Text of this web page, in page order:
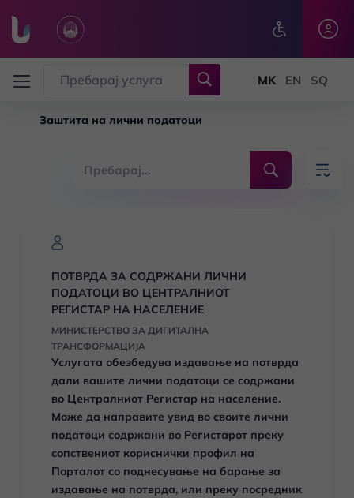
Заштита на лични податоци
ПОТВРДА ЗА СОДРЖАНИ ЛИЧНИ
ПОДАТОЦИ ВО ЦЕНТРАЛНИОТ
РЕГИСТАР НА НАСЕЛЕНИЕ
МИНИСТЕРСТВО ЗА ДИГИТАЛНА
ТРАНСФОРМАЦИЈА
Услугата обезбедува издавање на потврда
дали вашите лични податоци се содржани
во Централниот Регистар на население.
Може да направите увид во своите лични
податоци содржани во Регистарот преку
сопствениот кориснички профил на
Порталот со поднесување на барање за
издавање на потврда, или преку посредник